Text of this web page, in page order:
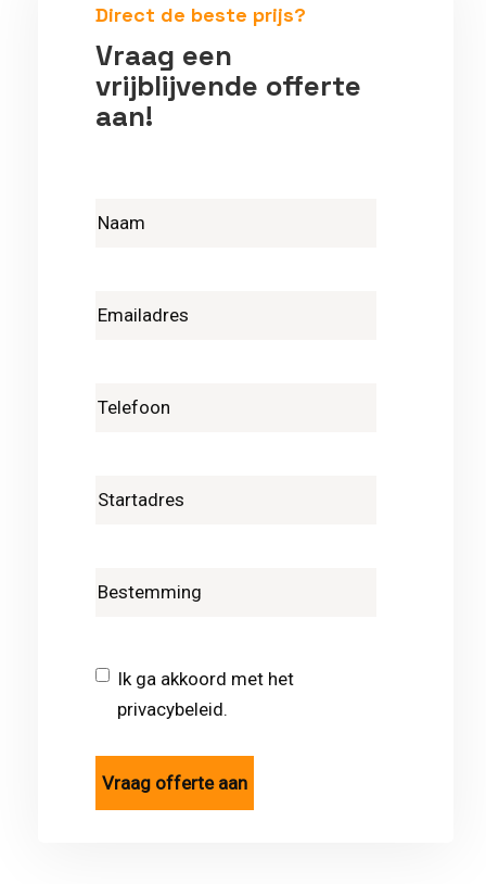
Direct de beste prijs?
Vraag een
vrijblijvende offerte
aan!
Ik ga akkoord met het
privacybeleid.